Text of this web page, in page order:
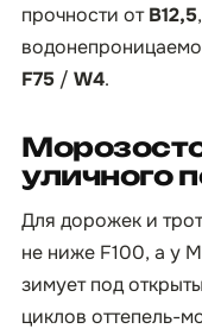
прочности отB12,5
F75 / W4.
уличного
Для дорожек и
не ниже F100, а у
зимует под
циклов оттепель-